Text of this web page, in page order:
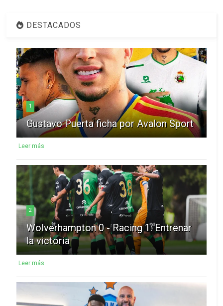
DESTACADOS
1
Gustavo Puerta ficha por Avalon Sport
Leer más
2
Wolverhampton 0 - Racing 1: Entrenar
la victoria
Leer más